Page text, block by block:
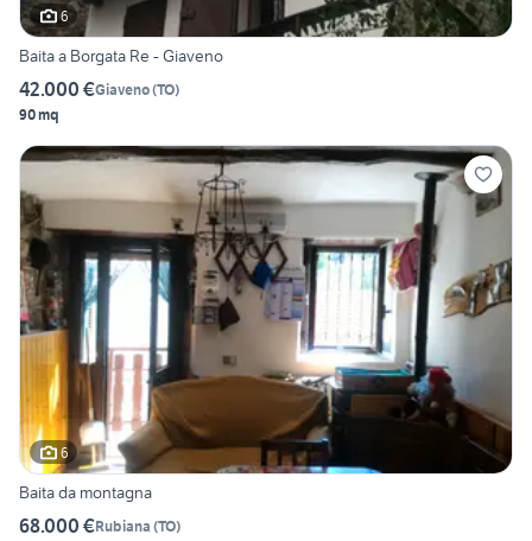
6
Baita a Borgata Re - Giaveno
42.000 €Giaveno(TO)
90 mq
6
Baita da montagna
68.000 €Rubiana (TO)